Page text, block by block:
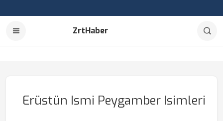
ZrtHaber
Erüstün Ismi Peygamber Isimleri